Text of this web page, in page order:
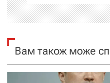
і
а
Вам також може